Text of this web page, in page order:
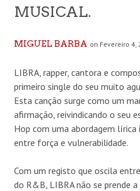
MUSICAL.
MIGUEL BARBA on Fevereiro 4,
LIBRA, rapper, cantora e
primeiro single do seu muito
Esta canção surge como um
afirmação, reivindicando o seu
Hop com uma abordagem
entre força e vulnerabilidade.
Com um registo que oscila
do R&B, LIBRA não se prende